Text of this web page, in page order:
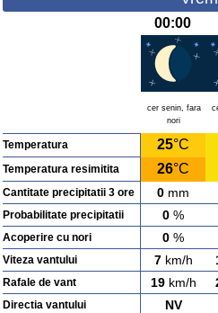
00:00
cer senin, fara
nori
Temperatura 25°C
Temperatura resimitita 26°C
Cantitate precipitatii 3 ore 0 mm
Probabilitate precipitatii 0 %
Acoperire cu nori 0 %
Viteza vantului 7km/h
Rafale de vant 19km/h
Directia vantului NV